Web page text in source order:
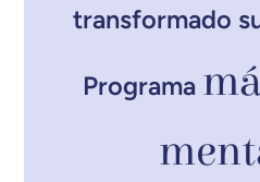
transformado
Programa